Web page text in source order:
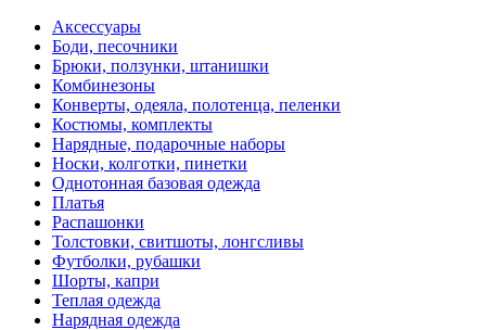
Аксессуары
Боди, песочники
Брюки, ползунки, штанишки
Комбинезоны
Конверты, одеяла, полотенца, пеленки
Костюмы, комплекты
Нарядные, подарочные наборы
Носки, колготки, пинетки
Однотонная базовая одежда
Платья
Распашонки
Толстовки, свитшоты, лонгсливы
Футболки, рубашки
Шорты, капри
Теплая одежда
Нарядная одежда